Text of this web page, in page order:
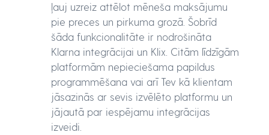
ļauj uzreiz attēlot mēneša maksājumu
pie preces un pirkuma grozā. Šobrīd
šāda funkcionalitāte ir nodrošināta
Klarna integrācijai un Klix. Citām līdzīgām
platformām nepieciešama papildus
programmēšana vai arī Tev kā klientam
jāsazinās ar sevis izvēlēto platformu un
jājautā par iespējamu integrācijas
izveidi.